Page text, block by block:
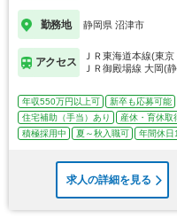
勤務地 静岡県 沼津市
アクセス
ＪＲ東海道本線(東
ＪＲ御殿場線 大岡(
年収550万円以上可 新卒も応募可能
住宅補助（手当）あり
産休・育休取
積極採用中
夏～秋入職可 年間休日
求人の詳細を見る